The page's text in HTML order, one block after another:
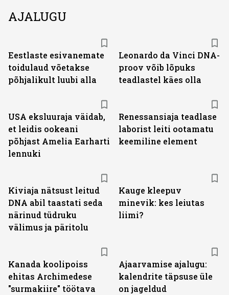
AJALUGU
Eestlaste esivanemate
toidulaud võetakse
põhjalikult luubi alla
Leonardo da Vinci DNA-
proov võib lõpuks
teadlastel käes olla
USA eksluuraja väidab,
et leidis ookeani
põhjast Amelia Earharti
lennuki
Renessansiaja teadlase
laborist leiti ootamatu
keemiline element
Kiviaja nätsust leitud
DNA abil taastati seda
närinud tüdruku
välimus ja päritolu
Kauge kleepuv
minevik: kes leiutas
liimi?
Kanada koolipoiss
ehitas Archimedese
"surmakiire" töötava
Ajaarvamise ajalugu:
kalendrite täpsuse üle
on jageldud